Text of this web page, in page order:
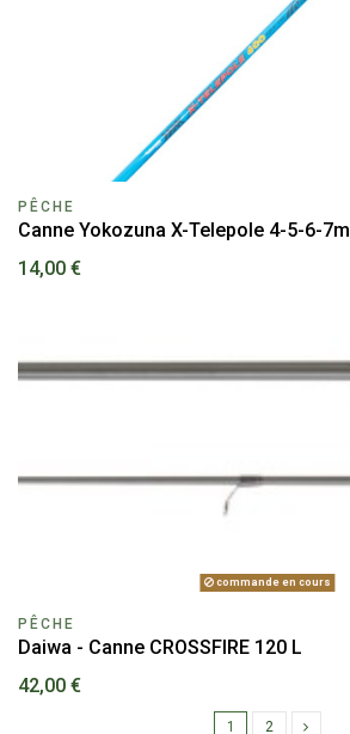
PÊCHE
Canne Yokozuna X-Telepole 4-5-6-7m
14,00 €
commande en cours
PÊCHE
Daiwa - Canne CROSSFIRE 120 L
42,00 €
1 2